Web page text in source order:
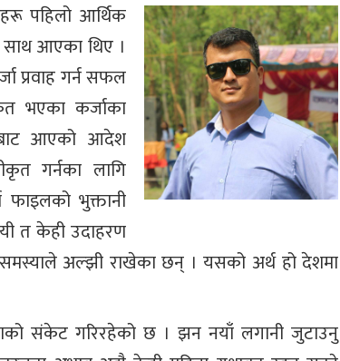
पहिलो आर्थिक
साथ आएका थिए ।
प्रवाह गर्न सफल
भएका कर्जाका
आएको आदेश
गर्नका लागि
भुक्तानी
त केही उदाहरण
अल्झी राखेका छन् । यसको अर्थ हो देशमा
संकेट गरिरहेको छ । झन नयाँ लगानी जुटाउनु